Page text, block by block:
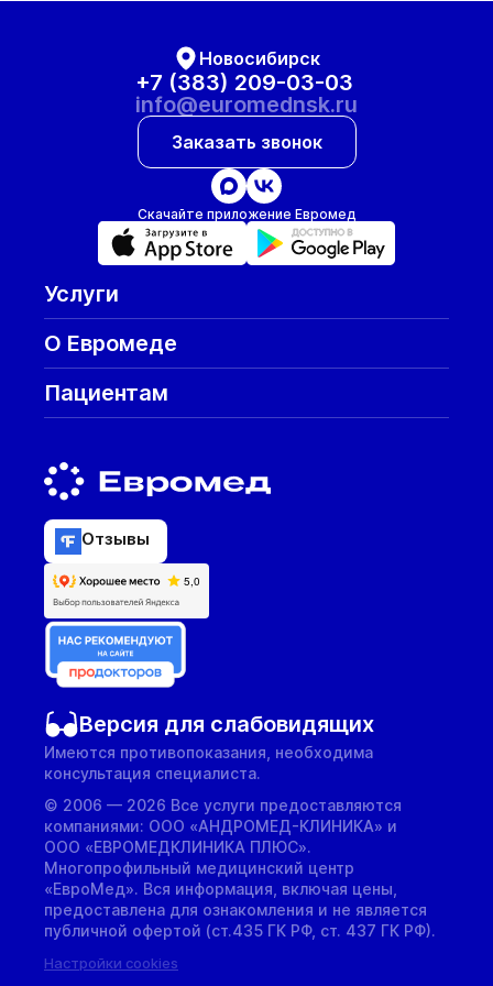
Новосибирск
+7 (383) 209-03-03
info@euromednsk.ru
Заказать звонок
Скачайте приложение Евромед
Услуги
О Евромеде
Пациентам
Отзывы
Версия для слабовидящих
Имеются противопоказания, необходима
консультация специалиста.
© 2006 — 2026 Все услуги предоставляются
компаниями: ООО «АНДРОМЕД-КЛИНИКА» и
ООО «ЕВРОМЕДКЛИНИКА ПЛЮС».
Многопрофильный медицинский центр
«ЕвроМед». Вся информация, включая цены,
предоставлена для ознакомления и не является
публичной офертой (ст.435 ГК РФ, cт. 437 ГК РФ).
Настройки cookies